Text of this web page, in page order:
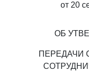
от 20
ОБ
ПЕРЕДАЧИ